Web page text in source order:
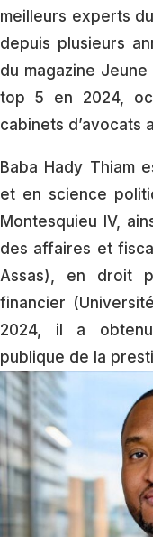
meilleurs experts
depuis plusieurs
du magazine
top 5 en 2024,
cabinets d’avocats
Baba Hady Thiam
et en science
Montesquieu IV,
des affaires et
Assas), en droit
financier
2024, il a
publique de la